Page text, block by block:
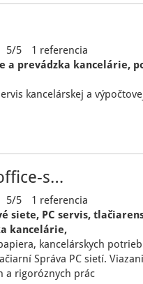
5/5
1 referencia
a prevádzka kancelárie,
kancelárskej a
s…
5/5
1 referencia
siete, PC servis,
kancelárie,
kancelárskych
Správa PC sietí.
a rigoróznych prác